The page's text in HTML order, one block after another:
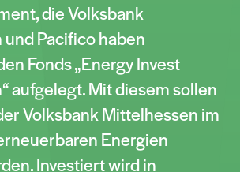
die Volksbank
Pacifico haben
Fonds „Energy Invest
aufgelegt. Mit diesem sollen
Volksbank Mittelhessen im
Energien
Investiert wird in